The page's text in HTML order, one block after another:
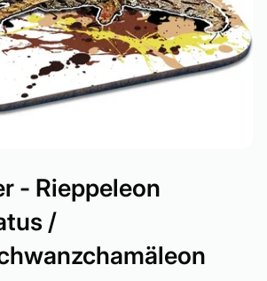
- Rieppeleon
/